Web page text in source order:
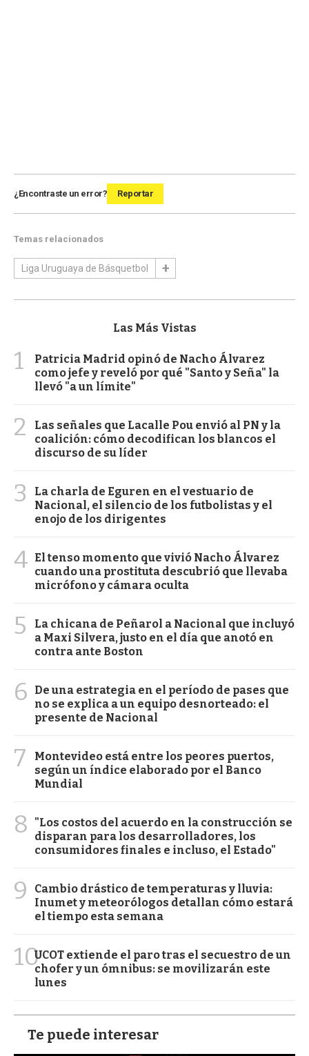
¿Encontraste un error? Reportar
Temas relacionados
Liga Uruguaya de Básquetbol
Las Más Vistas
1
Patricia Madrid opinó de Nacho Álvarez
como jefe y reveló por qué "Santo y Seña" la
llevó "a un límite"
2
Las señales que Lacalle Pou envió al PN y la
coalición: cómo decodifican los blancos el
discurso de su líder
3
La charla de Eguren en el vestuario de
Nacional, el silencio de los futbolistas y el
enojo de los dirigentes
4 El tenso momento que vivió Nacho Álvarez
cuando una prostituta descubrió que llevaba
micrófono y cámara oculta
5
La chicana de Peñarol a Nacional que incluyó
a Maxi Silvera, justo en el día que anotó en
contra ante Boston
6
De una estrategia en el período de pases que
no se explica a un equipo desnorteado: el
presente de Nacional
7
Montevideo está entre los peores puertos,
según un índice elaborado por el Banco
Mundial
8
"Los costos del acuerdo en la construcción se
disparan para los desarrolladores, los
consumidores finales e incluso, el Estado"
9
Cambio drástico de temperaturas y lluvia:
Inumet y meteorólogos detallan cómo estará
el tiempo esta semana
10UCOT extiende el paro tras el secuestro de un
chofer y un ómnibus: se movilizarán este
lunes
Te puede interesar